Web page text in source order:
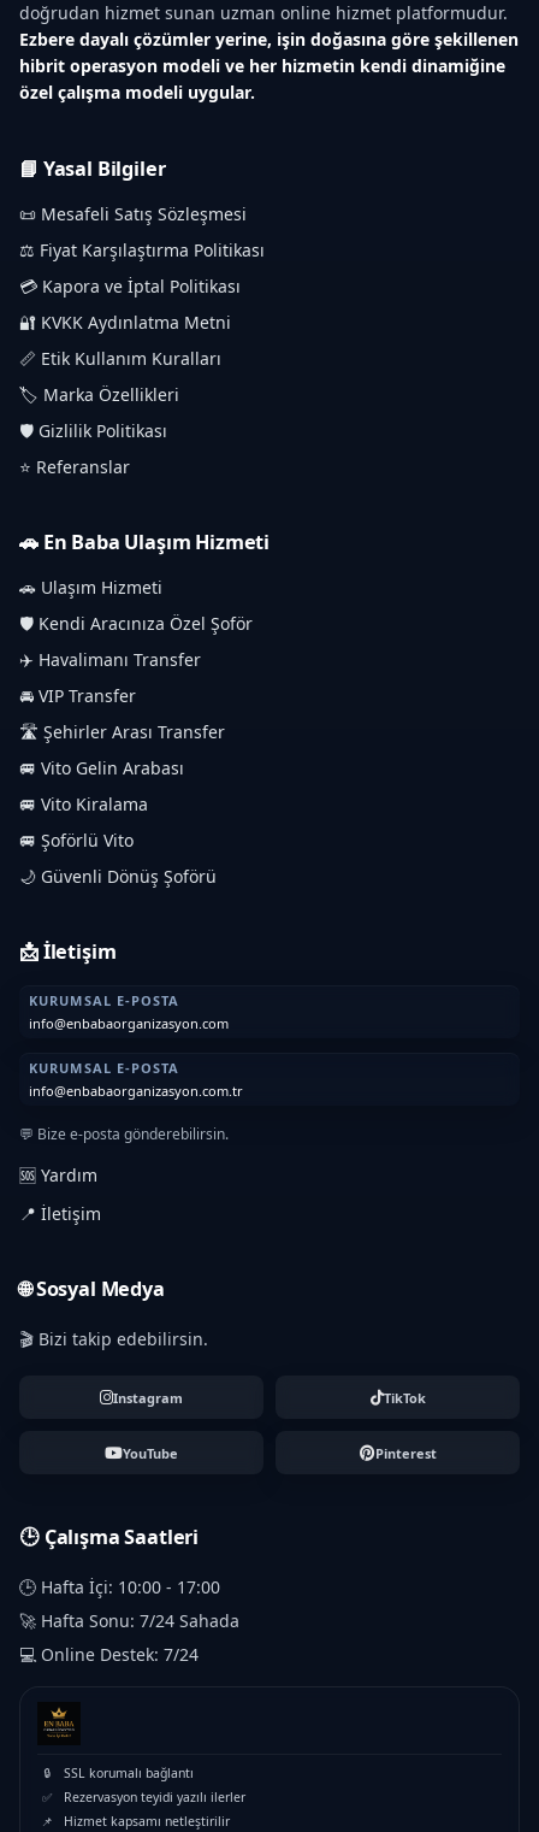
doğrudan hizmet sunan uzman online hizmet platformudur.
Ezbere dayalı çözümler yerine, işin doğasına göre şekillenen
hibrit operasyon modeli ve her hizmetin kendi dinamiğine
özel çalışma modeli uygular.
📘 Yasal Bilgiler
📜 Mesafeli Satış Sözleşmesi
⚖️ Fiyat Karşılaştırma Politikası
💳 Kapora ve İptal Politikası
🔐 KVKK Aydınlatma Metni
📏 Etik Kullanım Kuralları
🏷️ Marka Özellikleri
🛡️ Gizlilik Politikası
⭐ Referanslar
🚗 En Baba Ulaşım Hizmeti
🚗 Ulaşım Hizmeti
🛡️ Kendi Aracınıza Özel Şoför
✈️ Havalimanı Transfer
🚘 VIP Transfer
🛣️ Şehirler Arası Transfer
🚐 Vito Gelin Arabası
🚐 Vito Kiralama
🚐 Şoförlü Vito
🌙 Güvenli Dönüş Şoförü
📩 İletişim
KURUMSAL E-POSTA
info@enbabaorganizasyon.com
KURUMSAL E-POSTA
info@enbabaorganizasyon.com.tr
💬 Bize e-posta gönderebilirsin.
🆘 Yardım
📍 İletişim
🌐 Sosyal Medya
🎬 Bizi takip edebilirsin.
Instagram TikTok
YouTube Pinterest
🕒 Çalışma Saatleri
🕒 Hafta İçi: 10:00 - 17:00
🚀 Hafta Sonu: 7/24 Sahada
💻 Online Destek: 7/24
🔒
SSL korumalı bağlantı
✅
Rezervasyon teyidi yazılı ilerler
📌
Hizmet kapsamı netleştirilir